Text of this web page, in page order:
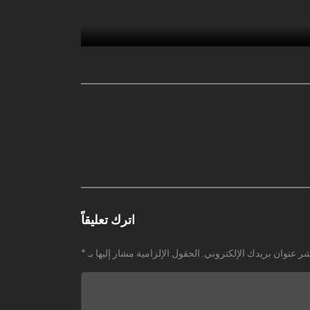
اترك تعليقاً
عنوان بريدك الإلكتروني. الحقول الإلزامية مشار إليها بـ *